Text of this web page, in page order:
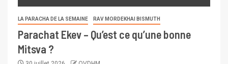
LA PARACHA DE LA SEMAINE RAV MORDEKHAI BISMUTH
Parachat Ekev – Qu’est ce qu’une bonne
Mitsva ?